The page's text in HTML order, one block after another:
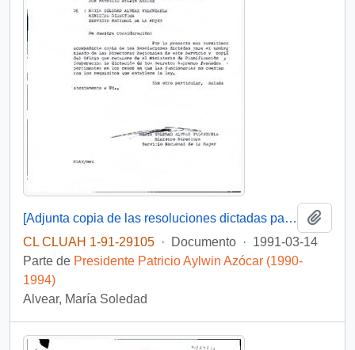
[Adjunta copia de las resoluciones dictadas para el nombramiento de las Directoras Regionales del Servicio Nacional de la Mujer]
CL CLUAH 1-91-29105 · Documento · 1991-03-14
Parte de Presidente Patricio Aylwin Azócar (1990-
1994)
Alvear, María Soledad